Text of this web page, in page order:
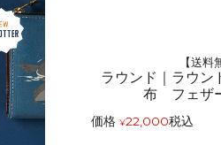
【送料
ラウンド｜ラウン
布 フェザ
価格 ¥22,000税込